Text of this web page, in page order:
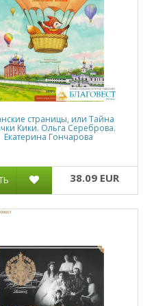
страницы, или Тайна
Кики. Ольга Сереброва.
Екатерина Гончарова
38.09 EUR